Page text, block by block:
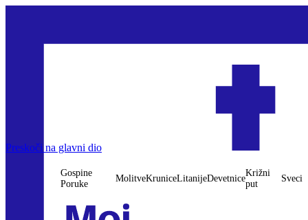
Preskoči na glavni dioGospine Poruke
Krunice
Litanije
Devetnice
Sveci